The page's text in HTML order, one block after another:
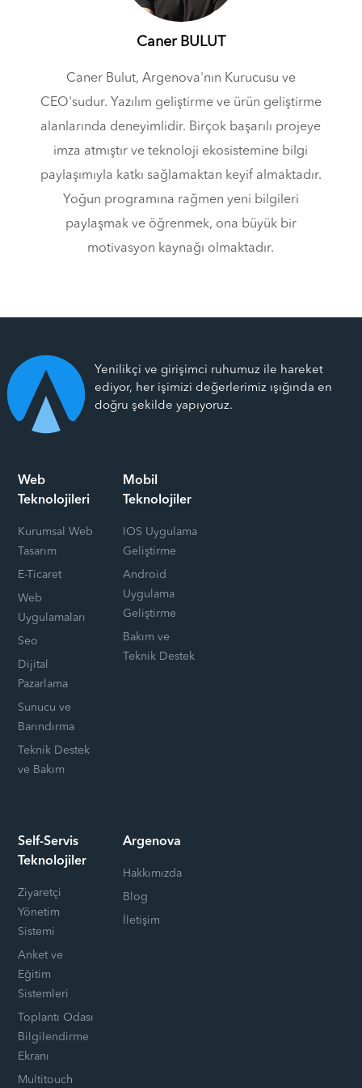
Caner BULUT
Caner Bulut, Argenova'nın Kurucusu ve
CEO'sudur. Yazılım geliştirme ve ürün geliştirme
alanlarında deneyimlidir. Birçok başarılı projeye
imza atmıştır ve teknoloji ekosistemine bilgi
paylaşımıyla katkı sağlamaktan keyif almaktadır.
Yoğun programına rağmen yeni bilgileri
paylaşmak ve öğrenmek, ona büyük bir
motivasyon kaynağı olmaktadır.
Yenilikçi ve girişimci ruhumuz ile hareket
ediyor, her işimizi değerlerimiz ışığında en
doğru şekilde yapıyoruz.
Web
Teknolojileri
Kurumsal Web
Tasarım
E-Ticaret
Web
Uygulamaları
Seo
Dijital
Pazarlama
Sunucu ve
Barındırma
Teknik Destek
ve Bakım
Mobil
Teknolojiler
IOS Uygulama
Geliştirme
Android
Uygulama
Geliştirme
Bakım ve
Teknik Destek
Self-Servis
Teknolojiler
Ziyaretçi
Yönetim
Sistemi
Anket ve
Eğitim
Sistemleri
Toplantı Odası
Bilgilendirme
Ekranı
Multitouch
Argenova
Hakkımızda
Blog
İletişim